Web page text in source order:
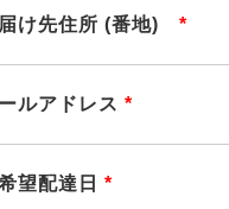
け先住所 (番地) *
ルアドレス *
望配達日 *